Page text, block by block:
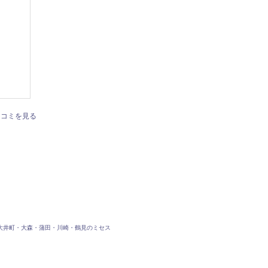
ミを見る
井町・大森・蒲田・川崎・鶴見のミセス